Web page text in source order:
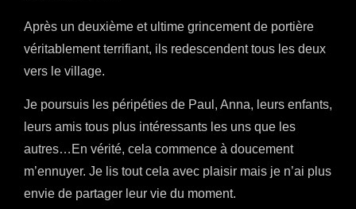
Après un deuxième et ultime grincement de portière
véritablement terrifiant, ils redescendent tous les deux
vers le village.
Je poursuis les péripéties de Paul, Anna, leurs enfants,
leurs amis tous plus intéressants les uns que les
autres…En vérité, cela commence à doucement
m’ennuyer. Je lis tout cela avec plaisir mais je n’ai plus
envie de partager leur vie du moment.